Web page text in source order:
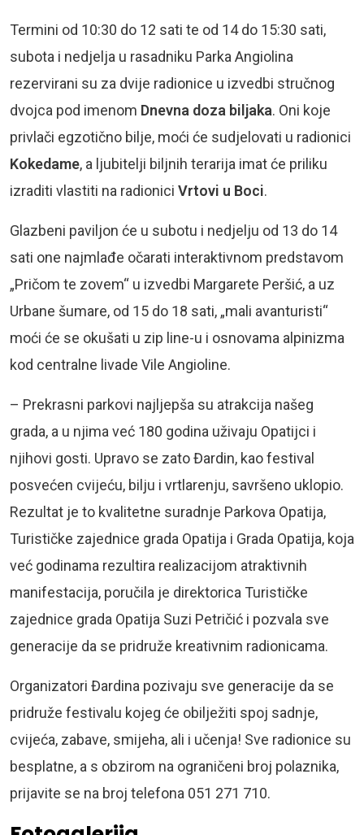
Termini od 10:30 do 12 sati te od 14 do 15:30 sati,
subota i nedjelja u rasadniku Parka Angiolina
rezervirani su za dvije radionice u izvedbi stručnog
dvojca pod imenom Dnevna doza biljaka. Oni koje
privlači egzotično bilje, moći će sudjelovati u radionici
Kokedame, a ljubitelji biljnih terarija imat će priliku
izraditi vlastiti na radionici Vrtovi u Boci.
Glazbeni paviljon će u subotu i nedjelju od 13 do 14
sati one najmlađe očarati interaktivnom predstavom
„Pričom te zovem“ u izvedbi Margarete Peršić, a uz
Urbane šumare, od 15 do 18 sati, „mali avanturisti“
moći će se okušati u zip line-u i osnovama alpinizma
kod centralne livade Vile Angioline.
– Prekrasni parkovi najljepša su atrakcija našeg
grada, a u njima već 180 godina uživaju Opatijci i
njihovi gosti. Upravo se zato Đardin, kao festival
posvećen cvijeću, bilju i vrtlarenju, savršeno uklopio.
Rezultat je to kvalitetne suradnje Parkova Opatija,
Turističke zajednice grada Opatija i Grada Opatija, koja
već godinama rezultira realizacijom atraktivnih
manifestacija, poručila je direktorica Turističke
zajednice grada Opatija Suzi Petričić i pozvala sve
generacije da se pridruže kreativnim radionicama.
Organizatori Đardina pozivaju sve generacije da se
pridruže festivalu kojeg će obilježiti spoj sadnje,
cvijeća, zabave, smijeha, ali i učenja! Sve radionice su
besplatne, a s obzirom na ograničeni broj polaznika,
prijavite se na broj telefona 051 271 710.